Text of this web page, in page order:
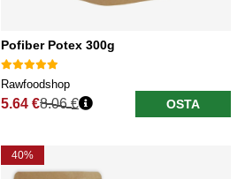
Pofiber Potex 300g
Rawfoodshop
5.64 €
Normaali hinta
8.06 € OSTA
40%